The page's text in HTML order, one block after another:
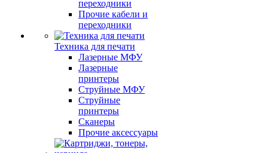
переходники
Прочие кабели и
переходники
Техника для печати
Лазерные МФУ
Лазерные
принтеры
Струйные МФУ
Струйные
принтеры
Сканеры
Прочие аксессуары